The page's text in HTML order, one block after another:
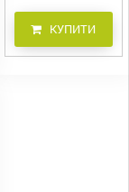
КУПИТИ